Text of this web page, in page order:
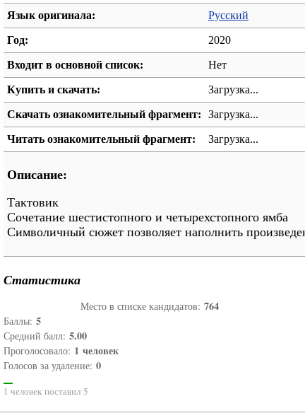
Язык оригинала: Русский
Год: 2020
Входит в основной список: Нет
Купить и скачать: Загрузка...
Скачать ознакомительный фрагмент: Загрузка...
Читать ознакомительный фрагмент: Загрузка...
Описание:
Тактовик
Сочетание шестистопного и четырехстопного ямба
Символичный сюжет позволяет наполнить
Статистика
Место в списке кандидатов: 764
Баллы: 5
Средний балл: 5.00
Проголосовало: 1 человек
Голосов за удаление: 0
1 человек поставил 5